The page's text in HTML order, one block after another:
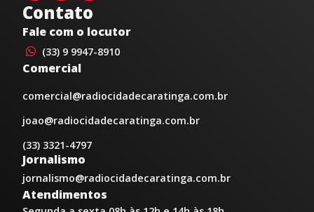
Contato
Fale com o locutor
(33) 9 9947-8910
Comercial
comercial@radiocidadecaratinga.com.br
joao@radiocidadecaratinga.com.br
(33) 3321-4797
Jornalismo
jornalismo@radiocidadecaratinga.com.br
Atendimentos